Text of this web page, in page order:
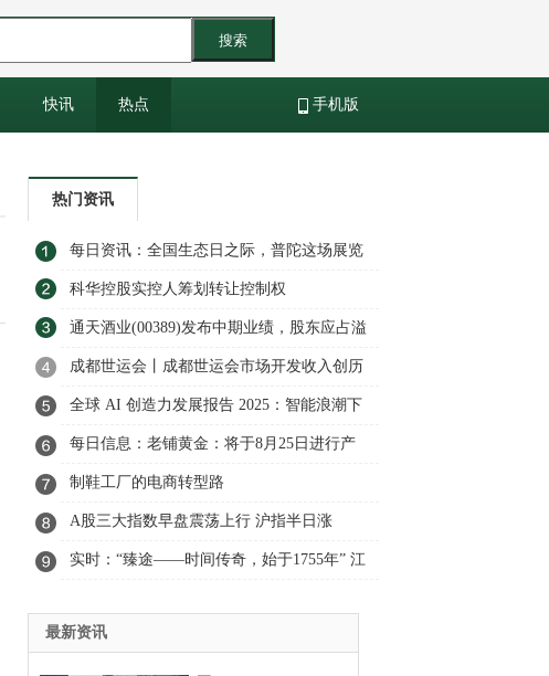
搜索
快讯 热点 手机版
热门资讯
每日资讯：全国生态日之际，普陀这场展览
关注古树保护→
科华控股实控人筹划转让控制权
通天酒业(00389)发布中期业绩，股东应占溢
利6.2万元|信息
成都世运会丨成都世运会市场开发收入创历
史新高|每日热议
全球 AI 创造力发展报告 2025：智能浪潮下
的创新与变革
每日信息：老铺黄金：将于8月25日进行产
品提价调整
制鞋工厂的电商转型路
A股三大指数早盘震荡上行 沪指半日涨
0.47% 玻璃纤维、电源设备等概念板块涨幅
实时：“臻途——时间传奇，始于1755年” 江
最新资讯